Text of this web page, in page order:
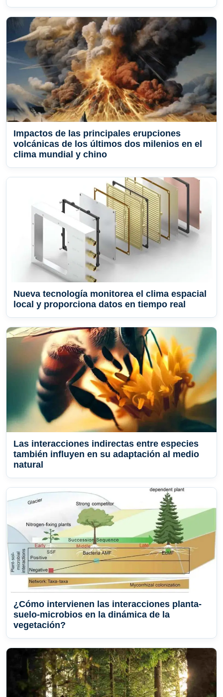
Impactos de las principales erupciones
volcánicas de los últimos dos milenios en el
clima mundial y chino
Nueva tecnología monitorea el clima espacial
local y proporciona datos en tiempo real
Las interacciones indirectas entre especies
también influyen en su adaptación al medio
natural
¿Cómo intervienen las interacciones planta-
suelo-microbios en la dinámica de la
vegetación?